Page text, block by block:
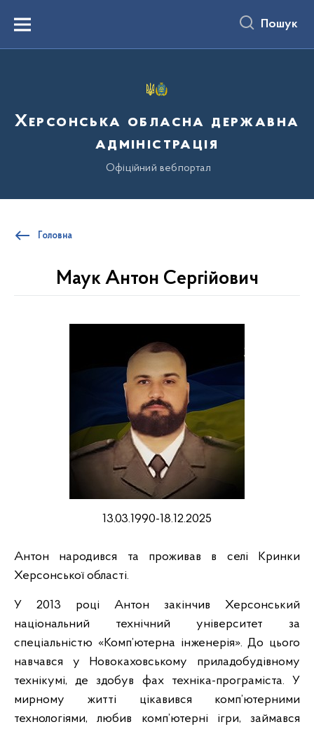
вмістуMenu Пошук
Херсонська обласна державна
адміністрація
Офіційний вебпортал
Головна
Маук Антон Сергійович
13.03.1990-18.12.2025
Антон народився та проживав в селі Кринки
Херсонської області.
У 2013 році Антон закінчив Херсонський
національний технічний університет за
спеціальністю «Комп’ютерна інженерія». До цього
навчався у Новокаховському приладобудівному
технікумі, де здобув фах техніка-програміста. У
мирному житті цікавився комп’ютерними
технологіями, любив комп’ютерні ігри, займався